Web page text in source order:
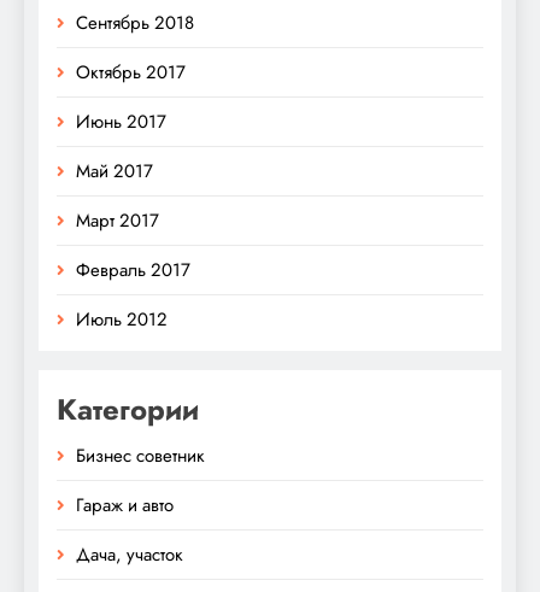
Сентябрь 2018
Октябрь 2017
Июнь 2017
Май 2017
Март 2017
Февраль 2017
Июль 2012
Категории
Бизнес советник
Гараж и авто
Дача, участок